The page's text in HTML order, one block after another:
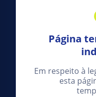
Página
Em respeito à
esta